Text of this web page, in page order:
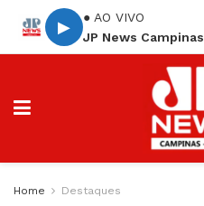
▶
● AO VIVO
JP News Campinas
Home Destaques